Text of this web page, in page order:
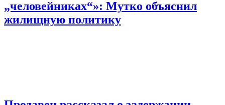
„человейниках“»: Мутко объяснил
жилищную политику